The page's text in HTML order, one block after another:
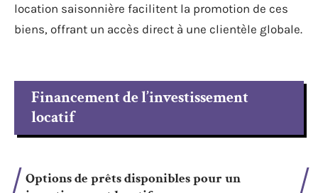
location saisonnière facilitent la promotion de ces
biens, offrant un accès direct à une clientèle globale.
Financement de l’investissement
locatif
Options de prêts disponibles pour un